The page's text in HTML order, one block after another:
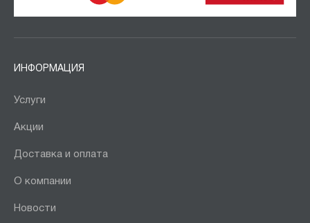
ИНФОРМАЦИЯ
Услуги
Акции
Доставка и оплата
О компании
Новости